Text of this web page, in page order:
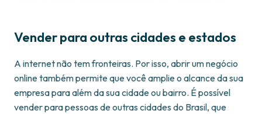
Vender para outras cidades e estados
A internet não tem fronteiras. Por isso, abrir um negócio
online também permite que você amplie o alcance da sua
empresa para além da sua cidade ou bairro. É possível
vender para pessoas de outras cidades do Brasil, que